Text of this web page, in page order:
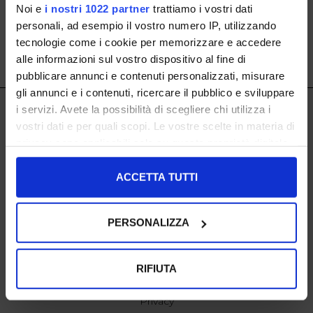
Noi e i nostri 1022 partner trattiamo i vostri dati
personali, ad esempio il vostro numero IP, utilizzando
tecnologie come i cookie per memorizzare e accedere
alle informazioni sul vostro dispositivo al fine di
pubblicare annunci e contenuti personalizzati, misurare
gli annunci e i contenuti, ricercare il pubblico e sviluppare
i servizi. Avete la possibilità di scegliere chi utilizza i
vostri dati e per quali scopi. Le vostre scelte in materia di
in cui avete effettuato le vostre scelte. È possibile
modificare o revocare il proprio consenso in qualsiasi
momento dalla Dichiarazione sui cookie o facendo clic
Con il tuo consenso, vorremmo anche:
raccogliere informazioni sulla tua posizione
ACCETTA TUTTI
PERSONALIZZA
RIFIUTA
SHOW ITEMS1to0of0 total
IL LACCIO
Negozi
Resi
Pagamenti
EXTRA
cookie policy
Privacy
ISCRIVITI ALLA NOSTRA NEWSLETTER